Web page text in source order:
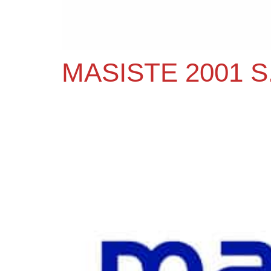
MASISTE 2001